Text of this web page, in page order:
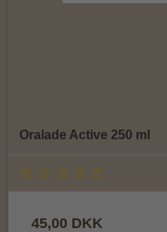
Oralade Active 250 ml
45,00 DKK